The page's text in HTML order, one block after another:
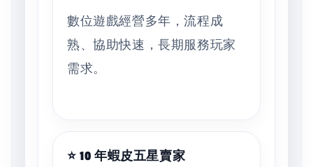
數位遊戲經營多年，流程成
熟、協助快速，長期服務玩家
需求。
⭐ 10 年蝦皮五星賣家